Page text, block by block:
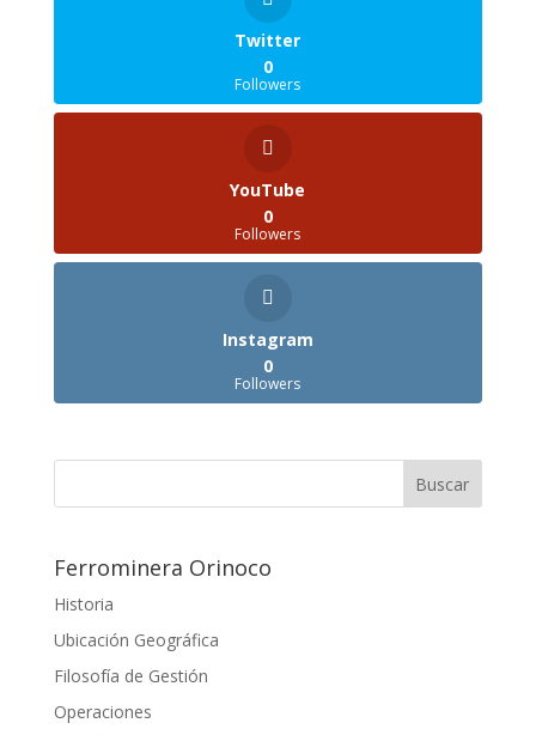
Twitter
0
Followers
YouTube
0
Followers
Instagram
0
Followers
Ferrominera Orinoco
Historia
Ubicación Geográfica
Filosofía de Gestión
Operaciones